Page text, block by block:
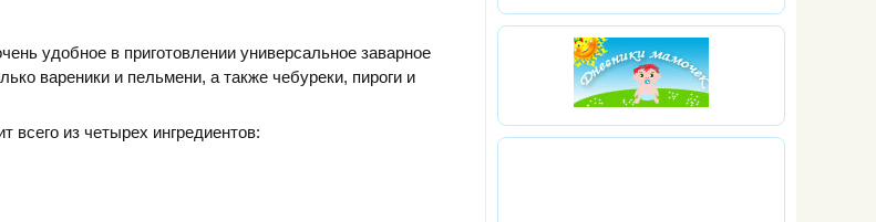
удобное в приготовлении универсальное заварное
вареники и пельмени, а также чебуреки, пироги и
всего из четырех ингредиентов: